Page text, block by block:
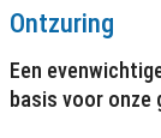
Ontzuring
Een
basis voor onze